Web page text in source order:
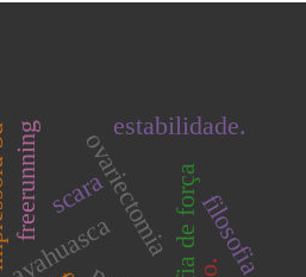
3d scaraovariectomia
ayahuasca
freerunning filosofia
estabilidade.